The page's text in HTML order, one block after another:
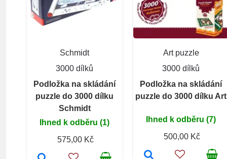
Schmidt
3000 dílků
Podložka na skládání
puzzle do 3000 dílku
Schmidt
Ihned k odběru (1)
575,00 Kč
Art puzzle
3000 dílků
Podložka na skládání
puzzle do 3000 dílku Art
Ihned k odběru (7)
500,00 Kč